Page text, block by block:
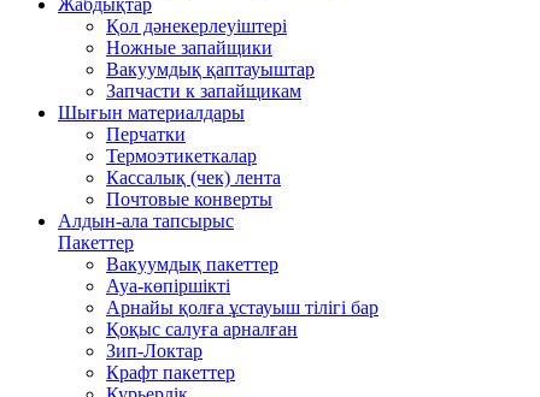
Қол дәнекерлеуіштері
Ножные запайщики
Вакуумдық қаптауыштар
Запчасти к запайщикам
Шығын материалдары
Перчатки
Термоэтикеткалар
Кассалық (чек) лента
Почтовые конверты
Алдын-ала тапсырыс
Пакеттер
Вакуумдық пакеттер
Ауа-көпіршікті
Арнайы қолға ұстауыш тілігі бар
Қоқыс салуға арналған
Зип-Локтар
Крафт пакеттер